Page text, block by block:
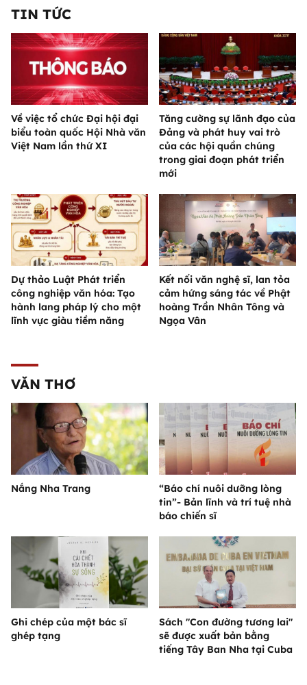
TIN TỨC
Về việc tổ chức Đại hội đại
biểu toàn quốc Hội Nhà văn
Việt Nam lần thứ XI
Tăng cường sự lãnh đạo của
Đảng và phát huy vai trò
của các hội quần chúng
trong giai đoạn phát triển
mới
Dự thảo Luật Phát triển
công nghiệp văn hóa: Tạo
hành lang pháp lý cho một
lĩnh vực giàu tiềm năng
Kết nối văn nghệ sĩ, lan tỏa
cảm hứng sáng tác về Phật
hoàng Trần Nhân Tông và
Ngọa Vân
VĂN THƠ
Nắng Nha Trang
“Báo chí nuôi dưỡng lòng
tin”- Bản lĩnh và trí tuệ nhà
báo chiến sĩ
Ghi chép của một bác sĩ
ghép tạng
Sách "Con đường tương lai"
sẽ được xuất bản bằng
tiếng Tây Ban Nha tại Cuba